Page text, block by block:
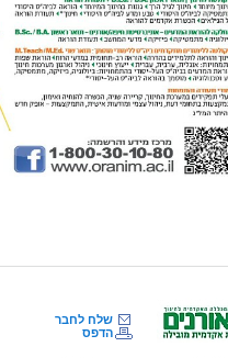
שלח לחבר
הדפס